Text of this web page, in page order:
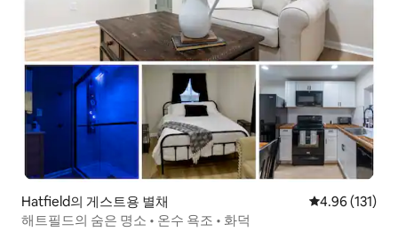
Hatfield의 게스트용 별채 평점 4.96점(5
4.96 (131)
해트필드의 숨은 명소 • 온수 욕조 • 화덕